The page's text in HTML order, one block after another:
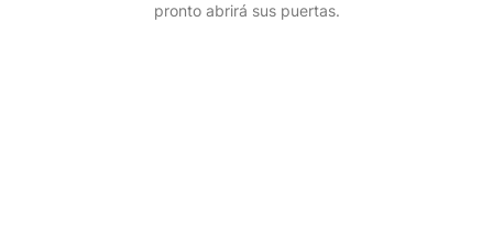
pronto abrirá sus puertas.